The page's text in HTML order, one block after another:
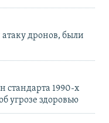
дронов, были
стандарта 1990-х
угрозе здоровью